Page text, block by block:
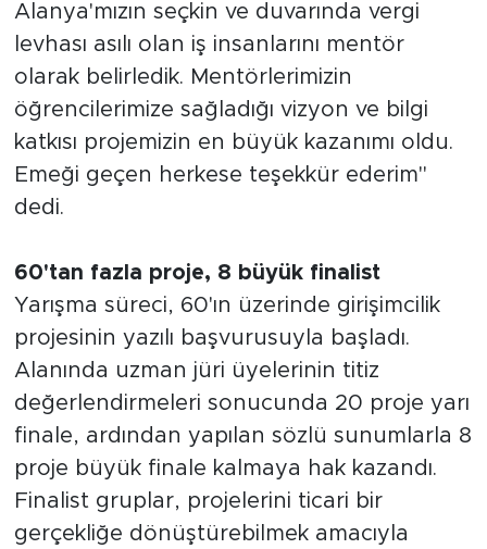
Alanya'mızın seçkin ve duvarında vergi
levhası asılı olan iş insanlarını mentör
olarak belirledik. Mentörlerimizin
öğrencilerimize sağladığı vizyon ve bilgi
katkısı projemizin en büyük kazanımı oldu.
Emeği geçen herkese teşekkür ederim"
dedi.
60'tan fazla proje, 8 büyük finalist
Yarışma süreci, 60'ın üzerinde girişimcilik
projesinin yazılı başvurusuyla başladı.
Alanında uzman jüri üyelerinin titiz
değerlendirmeleri sonucunda 20 proje yarı
finale, ardından yapılan sözlü sunumlarla 8
proje büyük finale kalmaya hak kazandı.
Finalist gruplar, projelerini ticari bir
gerçekliğe dönüştürebilmek amacıyla